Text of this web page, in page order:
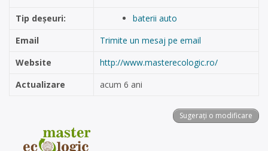
Tip deșeuri:
baterii auto
Email
Trimite un mesaj pe email
Website
http://www.masterecologic.ro/
Actualizare
acum 6 ani
Sugerați o modificare